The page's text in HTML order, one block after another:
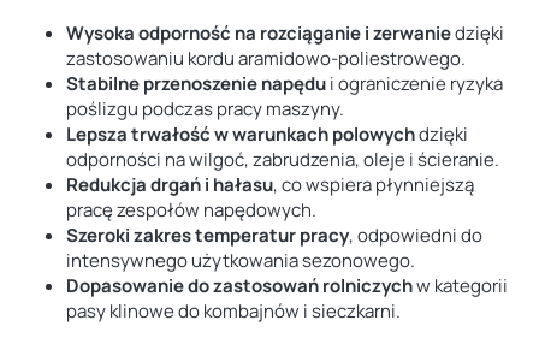
Wysoka odporność na rozciąganie i zerwaniedzięki
zastosowaniu kordu aramidowo-poliestrowego.
Stabilne przenoszenie napędui ograniczenie ryzyka
poślizgu podczas pracy maszyny.
Lepsza trwałość w warunkach polowychdzięki
odporności na wilgoć, zabrudzenia, oleje i ścieranie.
Redukcja drgań i hałasu, co wspiera płynniejszą
pracę zespołów napędowych.
Szeroki zakres temperatur pracy, odpowiedni do
intensywnego użytkowania sezonowego.
Dopasowanie do zastosowań rolniczychw kategorii
pasy klinowe do kombajnów i sieczkarni.